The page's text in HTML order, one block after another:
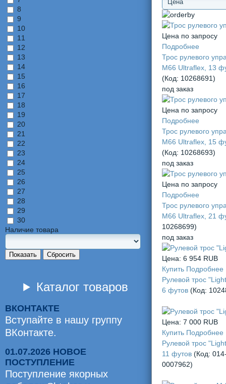
8
9
10
11
12
13
14
15
16
17
18
19
20
21
22
23
24
25
26
27
28
29
30
Наличие товара
Показать Сбросить
Каталог товаров
ВКОНТАКТЕ
Вступайте в нашу группу
ВКонтакте.
01.07.2026 НОВОЕ
ПОСТУПЛЕНИЕ
Поступление якорных
Цена по запросу
Подробнее
Трос рулевого
М66 Ultraflex, 13
(Код: 10268691)
под заказ
Цена по запросу
Подробнее
Трос рулевого
М66 Ultraflex, 15
(Код: 10268693)
под заказ
Цена по запросу
Подробнее
Трос рулевого
М66 Ultraflex, 21
10268699)
под заказ
Цена: 6 954 RUB
Купить Подробнее
Рулевой трос
6 футов (Код:
Цена: 7 000 RUB
Купить Подробнее
Рулевой трос
11 футов (Код:
0007962)